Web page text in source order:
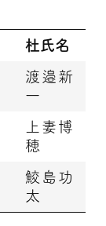
杜氏名
渡邉新
一
上妻博
穂
鮫島功
太